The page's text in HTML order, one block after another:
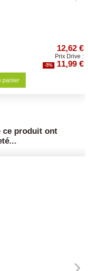
12,62 €
Prix Drive :
11,99 €
ce produit ont